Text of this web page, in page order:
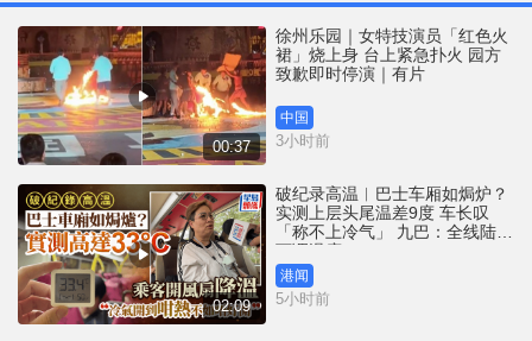
00:37
徐州乐园｜女特技演员「红色火
裙」烧上身 台上紧急扑火 园方
致歉即时停演｜有片
中国
3小时前
02:09
破纪录高温︱巴士车厢如焗炉？
实测上层头尾温差9度 车长叹
「称不上冷气」 九巴：全线陆续
下调温度
港闻
5小时前